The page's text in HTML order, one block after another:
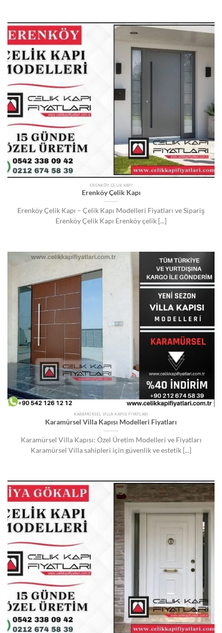
ERENKÖY ÇELIK KAPI
Erenköy Çelik Kapı
Erenköy Çelik Kapı – Çelik Kapı Modelleri Fiyatları ve Sipariş
Erenköy Çelik Kapı Erenköy çelik [...]
KARAMÜRSEL VILLA KAPISI FIYATLARI
Karamürsel Villa Kapısı Modelleri Fiyatları
Karamürsel Villa Kapısı: Özel Üretim Modelleri ve Fiyatları
Karamürsel Villa sahipleri için güvenlik ve estetik [...]